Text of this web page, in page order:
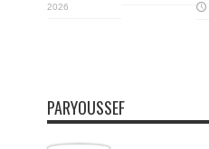
2026
PARYOUSSEF